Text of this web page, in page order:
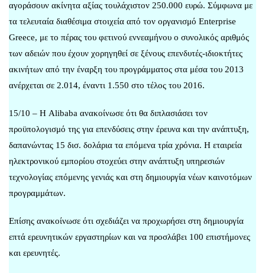
αγοράσουν ακίνητα αξίας τουλάχιστον 250.000 ευρώ. Σύμφωνα με
τα τελευταία διαθέσιμα στοιχεία από τον οργανισμό Enterprise
Greece, με το πέρας του φετινού εννεαμήνου ο συνολικός αριθμός
των αδειών που έχουν χορηγηθεί σε ξένους επενδυτές-ιδιοκτήτες
ακινήτων από την έναρξη του προγράμματος στα μέσα του 2013
ανέρχεται σε 2.014, έναντι 1.550 στο τέλος του 2016.
15/10 – Η Alibaba ανακοίνωσε ότι θα διπλασιάσει τον
προϋπολογισμό της για επενδύσεις στην έρευνα και την ανάπτυξη,
δαπανώντας 15 δισ. δολάρια τα επόμενα τρία χρόνια. Η εταιρεία
ηλεκτρονικού εμπορίου στοχεύει στην ανάπτυξη υπηρεσιών
τεχνολογίας επόμενης γενιάς και στη δημιουργία νέων καινοτόμων
προγραμμάτων.
Επίσης ανακοίνωσε ότι σχεδιάζει να προχωρήσει στη δημιουργία
επτά ερευνητικών εργαστηρίων και να προσλάβει 100 επιστήμονες
και ερευνητές.